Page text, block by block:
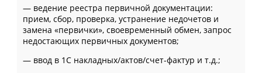
— ведение реестра первичной документации:
прием, сбор, проверка, устранение недочетов и
замена «первички», своевременный обмен, запрос
недостающих первичных документов;
— ввод в 1С накладных/актов/счет-фактур и т.д.;